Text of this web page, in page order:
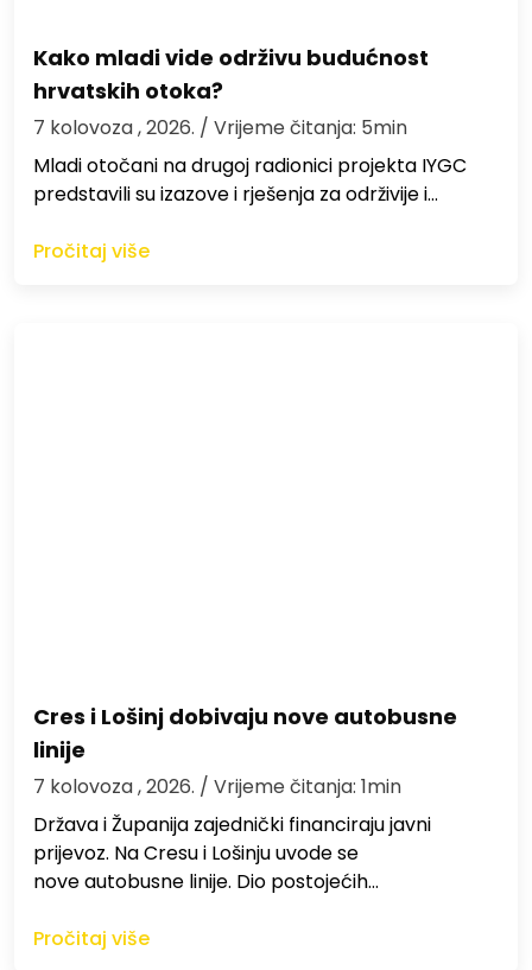
Kako mladi vide održivu budućnost
hrvatskih otoka?
7 kolovoza , 2026. / Vrijeme čitanja: 5min
Mladi otočani na drugoj radionici projekta IYGC
predstavili su izazove i rješenja za održivije i…
Pročitaj više
Cres i Lošinj dobivaju nove autobusne
linije
7 kolovoza , 2026. / Vrijeme čitanja: 1min
Država i Županija zajednički financiraju javni
prijevoz. Na Cresu i Lošinju uvode se
nove autobusne linije. Dio postojećih…
Pročitaj više